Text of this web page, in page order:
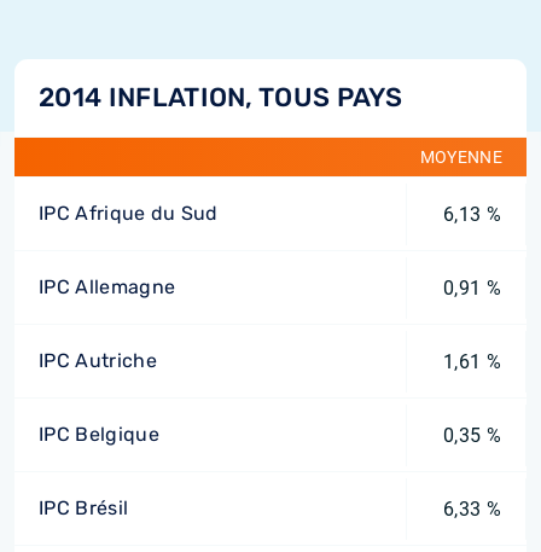
2014 INFLATION, TOUS PAYS
MOYENNE
IPC Afrique du Sud 6,13 %
IPC Allemagne 0,91 %
IPC Autriche 1,61 %
IPC Belgique 0,35 %
IPC Brésil 6,33 %